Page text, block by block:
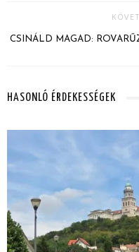
CSINÁLD MAGAD:
HASONLÓ ÉRDEKESSÉGEK